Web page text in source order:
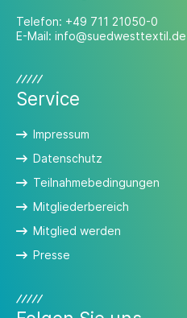
Telefon: +49 711 21050-0
E-Mail: info@suedwesttextil.de
Service
Impressum
Datenschutz
Teilnahmebedingungen
Mitgliederbereich
Mitglied werden
Presse